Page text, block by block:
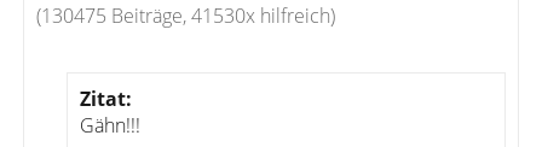
(130475 Beiträge, 41530x hilfreich)
Zitat:
Gähn!!!